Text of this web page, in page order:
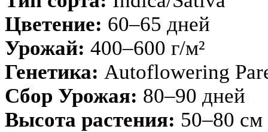
Цветение: 60–65 дней
Урожай: 400–600 г/м²
Генетика: Autoflowering
Сбор Урожая: 80–90 дней
Высота растения: 50–80 см